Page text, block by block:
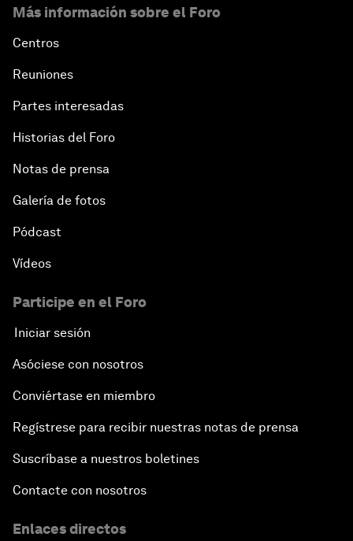
Más información sobre el Foro
Centros
Reuniones
Partes interesadas
Historias del Foro
Notas de prensa
Galería de fotos
Pódcast
Vídeos
Participe en el Foro
Iniciar sesión
Asóciese con nosotros
Conviértase en miembro
Regístrese para recibir nuestras notas de prensa
Suscríbase a nuestros boletines
Contacte con nosotros
Enlaces directos